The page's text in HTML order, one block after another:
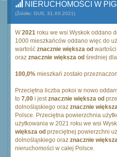
NIERUCHOMOŚCI W
(Źródło: GUS, 31.XII.2021)
W2021 roku we wsi Wyskok oddano
1000 mieszkańców oddano więc do
wartość znacznie większa od
oraz znacznie większa od średniej
100,0% mieszkań zostało
Przeciętna liczba pokoi w nowo
to 7,00 i jestznacznie większa od
dolnośląskiego oraz znacznie
Polsce. Przeciętna powierzchnia
użytkowania w 2021 roku we wsi
większa od przeciętnej powierzchni
dolnośląskiego oraz znacznie
nieruchomości w całej Polsce.